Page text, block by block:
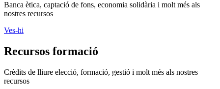
Banca ètica, captació de fons, economia solidària i molt més als
nostres recursos
Ves-hi
Recursos formació
Crèdits de lliure elecció, formació, gestió i molt més als nostres
recursos